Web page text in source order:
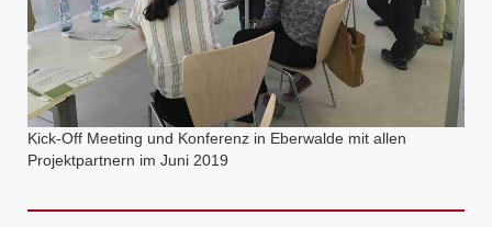
Kick-Off Meeting und Konferenz in Eberwalde mit allen
Projektpartnern im Juni 2019